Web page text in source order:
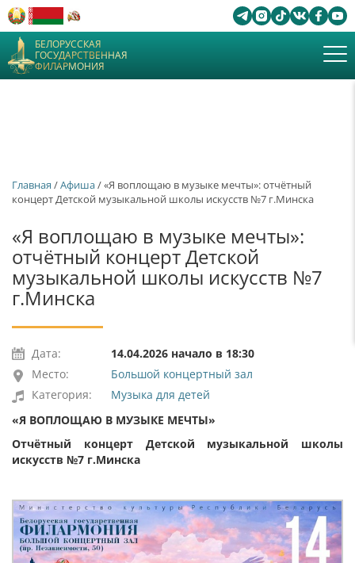
БЕЛОРУССКАЯ
ГОСУДАРСТВЕННАЯ
ФИЛАРМОНИЯ
Главная /Афиша/ «Я воплощаю в музыке мечты»: отчётный
концерт Детской музыкальной школы искусств №7 г.Минска
«Я воплощаю в музыке мечты»:
отчётный концерт Детской
музыкальной школы искусств №7
г.Минска
Дата:
14.04.2026 начало в 18:30
Место:
Большой концертный зал
Категория:
Музыка для детей
«Я ВОПЛОЩАЮ В МУЗЫКЕ МЕЧТЫ»
Отчётный концерт Детской музыкальной школы
искусств №7 г.Минска